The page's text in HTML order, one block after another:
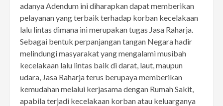
adanya Adendum ini diharapkan dapat memberikan
pelayanan yang terbaik terhadap korban kecelakaan
lalu lintas dimana ini merupakan tugas Jasa Raharja.
Sebagai bentuk perpanjangan tangan Negara hadir
melindungi masyarakat yang mengalami musibah
kecelakaan lalu lintas baik di darat, laut, maupun
udara, Jasa Raharja terus berupaya memberikan
kemudahan melalui kerjasama dengan Rumah Sakit,
apabila terjadi kecelakaan korban atau keluarganya